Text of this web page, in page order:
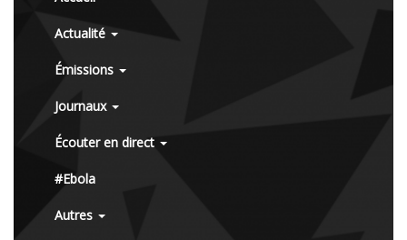
Actualité
Émissions
Journaux
Écouter en direct
#Ebola
Autres